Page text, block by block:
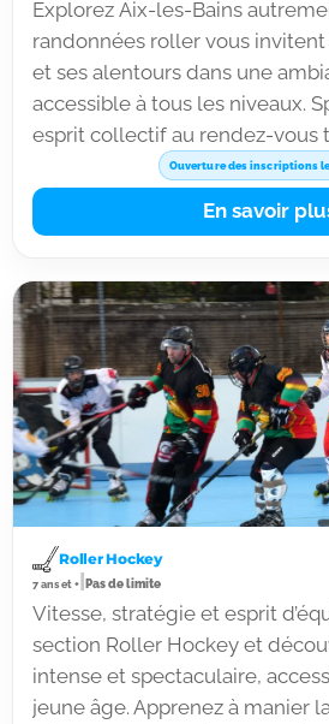
Explorez Aix-les-Bains
randonnées roller vous
et ses alentours dans une
accessible à tous les niveaux.
esprit collectif au rendez-vous
Ouverture des inscriptions
En savoir
Roller Hockey
7 ans et +| Pas de limite
Vitesse, stratégie et esprit
section Roller Hockey et
intense et spectaculaire,
jeune âge. Apprenez à manier